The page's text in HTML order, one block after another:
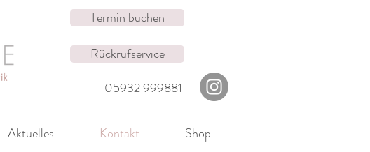
Termin buchen
Rückrufservice
05932 999881
Aktuelles Kontakt Shop